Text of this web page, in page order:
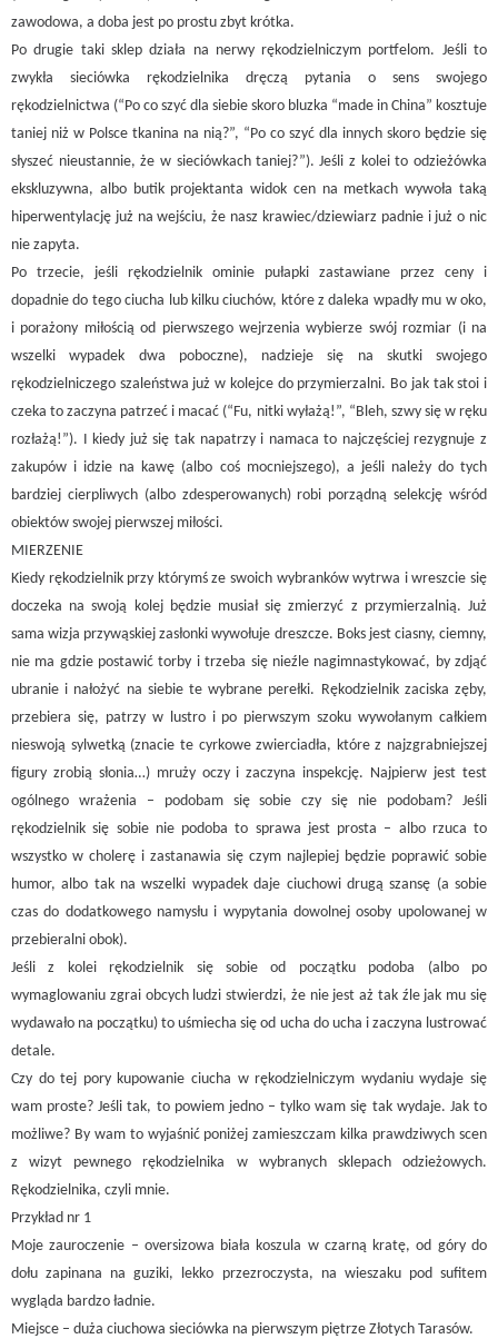
zawodowa, a doba jest po prostu zbyt krótka.
Po drugie taki sklep działa na nerwy rękodzielniczym portfelom. Jeśli to
zwykła sieciówka rękodzielnika dręczą pytania o sens swojego
rękodzielnictwa (“Po co szyć dla siebie skoro bluzka “made in China” kosztuje
taniej niż w Polsce tkanina na nią?”, “Po co szyć dla innych skoro będzie się
słyszeć nieustannie, że w sieciówkach taniej?”). Jeśli z kolei to odzieżówka
ekskluzywna, albo butik projektanta widok cen na metkach wywoła taką
hiperwentylację już na wejściu, że nasz krawiec/dziewiarz padnie i już o nic
nie zapyta.
Po trzecie, jeśli rękodzielnik ominie pułapki zastawiane przez ceny i
dopadnie do tego ciucha lub kilku ciuchów, które z daleka wpadły mu w oko,
i porażony miłością od pierwszego wejrzenia wybierze swój rozmiar (i na
wszelki wypadek dwa poboczne), nadzieje się na skutki swojego
rękodzielniczego szaleństwa już w kolejce do przymierzalni. Bo jak tak stoi i
czeka to zaczyna patrzeć i macać (“Fu, nitki wyłażą!”, “Bleh, szwy się w ręku
rozłażą!”). I kiedy już się tak napatrzy i namaca to najczęściej rezygnuje z
zakupów i idzie na kawę (albo coś mocniejszego), a jeśli należy do tych
bardziej cierpliwych (albo zdesperowanych) robi porządną selekcję wśród
obiektów swojej pierwszej miłości.
MIERZENIE
Kiedy rękodzielnik przy którymś ze swoich wybranków wytrwa i wreszcie się
doczeka na swoją kolej będzie musiał się zmierzyć z przymierzalnią. Już
sama wizja przywąskiej zasłonki wywołuje dreszcze. Boks jest ciasny, ciemny,
nie ma gdzie postawić torby i trzeba się nieźle nagimnastykować, by zdjąć
ubranie i nałożyć na siebie te wybrane perełki. Rękodzielnik zaciska zęby,
przebiera się, patrzy w lustro i po pierwszym szoku wywołanym całkiem
nieswoją sylwetką (znacie te cyrkowe zwierciadła, które z najzgrabniejszej
figury zrobią słonia…) mruży oczy i zaczyna inspekcję. Najpierw jest test
ogólnego wrażenia – podobam się sobie czy się nie podobam? Jeśli
rękodzielnik się sobie nie podoba to sprawa jest prosta – albo rzuca to
wszystko w cholerę i zastanawia się czym najlepiej będzie poprawić sobie
humor, albo tak na wszelki wypadek daje ciuchowi drugą szansę (a sobie
czas do dodatkowego namysłu i wypytania dowolnej osoby upolowanej w
przebieralni obok).
Jeśli z kolei rękodzielnik się sobie od początku podoba (albo po
wymaglowaniu zgrai obcych ludzi stwierdzi, że nie jest aż tak źle jak mu się
wydawało na początku) to uśmiecha się od ucha do ucha i zaczyna lustrować
detale.
Czy do tej pory kupowanie ciucha w rękodzielniczym wydaniu wydaje się
wam proste? Jeśli tak, to powiem jedno – tylko wam się tak wydaje. Jak to
możliwe? By wam to wyjaśnić poniżej zamieszczam kilka prawdziwych scen
z wizyt pewnego rękodzielnika w wybranych sklepach odzieżowych.
Rękodzielnika, czyli mnie.
Przykład nr 1
Moje zauroczenie – oversizowa biała koszula w czarną kratę, od góry do
dołu zapinana na guziki, lekko przezroczysta, na wieszaku pod sufitem
wygląda bardzo ładnie.
Miejsce – duża ciuchowa sieciówka na pierwszym piętrze Złotych Tarasów.